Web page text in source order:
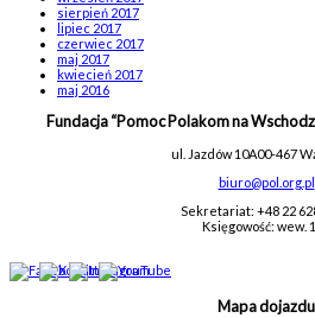
sierpień 2017
lipiec 2017
czerwiec 2017
maj 2017
kwiecień 2017
maj 2016
Fundacja “Pomoc Polakom na
ul. Jazdów 10A00-467
biuro@pol.org.pl
Sekretariat: +48 22
Księgowość: wew.
Mapa dojazdu